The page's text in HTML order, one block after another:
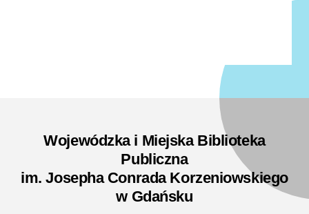
Wojewódzka i Miejska Biblioteka
Publiczna
im. Josepha Conrada Korzeniowskiego
w Gdańsku